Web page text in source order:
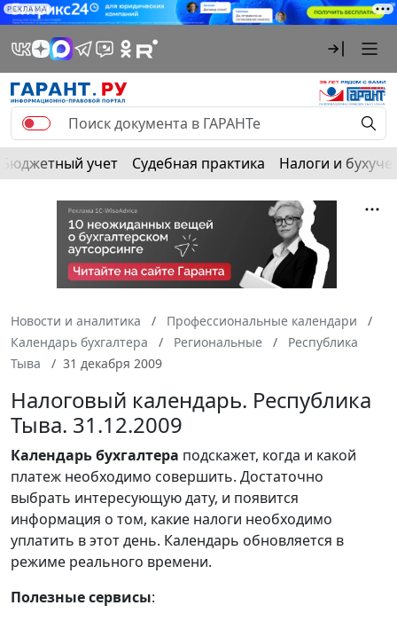
РЕКЛАМА
Бюджетный учет Судебная практика Налоги и
Новости и аналитика
Профессиональные календари
Календарь бухгалтера
Региональные
Республика
Тыва
31 декабря 2009
Налоговый календарь. Республика
Тыва. 31.12.2009
Календарьбухгалтера подскажет, когда и какой
платеж необходимо совершить. Достаточно
выбрать интересующую дату, и появится
информация о том, какие налоги необходимо
уплатить в этот день. Календарь обновляется в
режиме реального времени.
Полезные сервисы: